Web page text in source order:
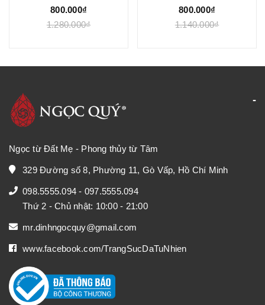
800.000₫
1.280.000₫
800.000₫
1.140.000₫
Ngọc từ Đất Mẹ - Phong thủy từ Tâm
329 Đường số 8, Phường 11, Gò Vấp, Hồ Chí Minh
098.5555.094 - 097.5555.094
Thứ 2 - Chủ nhật: 10:00 - 21:00
mr.dinhngocquy@gmail.com
www.facebook.com/TrangSucDaTuNhien